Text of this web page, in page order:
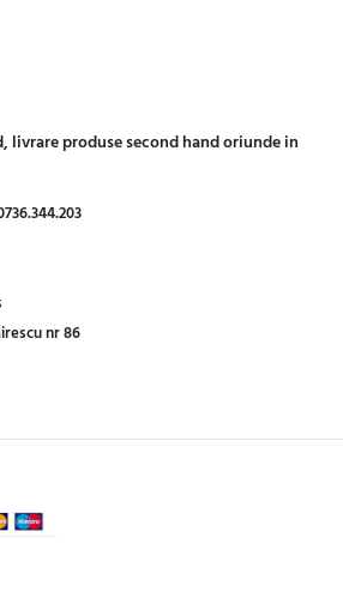
livrare produse second hand oriunde in
nr 86